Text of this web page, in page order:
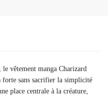
le vêtement manga Charizard
forte sans sacrifier la simplicité
place centrale à la créature,